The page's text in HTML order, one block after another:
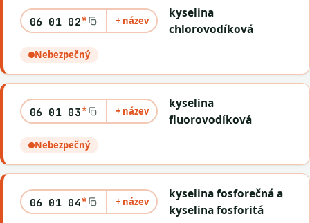
06 01 02* + název
kyselina
chlorovodíková
Nebezpečný
06 01 03* + název
kyselina
fluorovodíková
Nebezpečný
06 01 04* + název
kyselina fosforečná a
kyselina fosforitá